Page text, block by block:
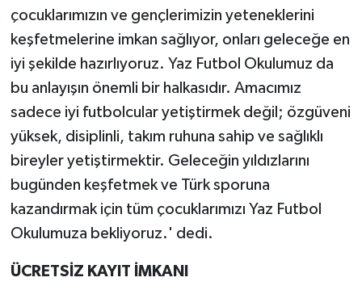
çocuklarımızın ve gençlerimizin yeteneklerini
keşfetmelerine imkan sağlıyor, onları geleceğe en
iyi şekilde hazırlıyoruz. Yaz Futbol Okulumuz da
bu anlayışın önemli bir halkasıdır. Amacımız
sadece iyi futbolcular yetiştirmek değil; özgüveni
yüksek, disiplinli, takım ruhuna sahip ve sağlıklı
bireyler yetiştirmektir. Geleceğin yıldızlarını
bugünden keşfetmek ve Türk sporuna
kazandırmak için tüm çocuklarımızı Yaz Futbol
Okulumuza bekliyoruz.' dedi.
ÜCRETSİZ KAYIT İMKANI